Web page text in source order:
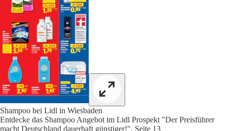
Shampoo bei Lidl in Wiesbaden
Entdecke das Shampoo Angebot im Lidl Prospekt "Der Preisführer
macht Deutschland dauerhaft günstiger!", Seite 13